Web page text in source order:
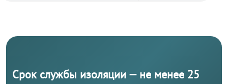
Срок службы изоляции — не менее 25